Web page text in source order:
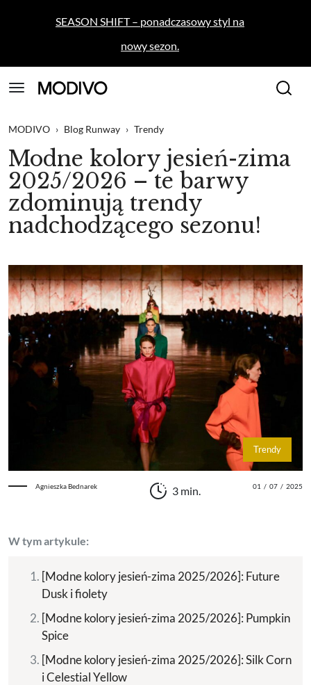
SEASON SHIFT – ponadczasowy styl na
nowy sezon.
MODIVO › Blog Runway › Trendy
Modne kolory jesień-zima
2025/2026 – te barwy
zdominują trendy
nadchodzącego sezonu!
Trendy
Agnieszka Bednarek 3 min. 01 / 07 / 2025
W tym artykule:
[Modne kolory jesień-zima 2025/2026]: Future
Dusk i fiolety
[Modne kolory jesień-zima 2025/2026]: Pumpkin
Spice
[Modne kolory jesień-zima 2025/2026]: Silk Corn
i Celestial Yellow